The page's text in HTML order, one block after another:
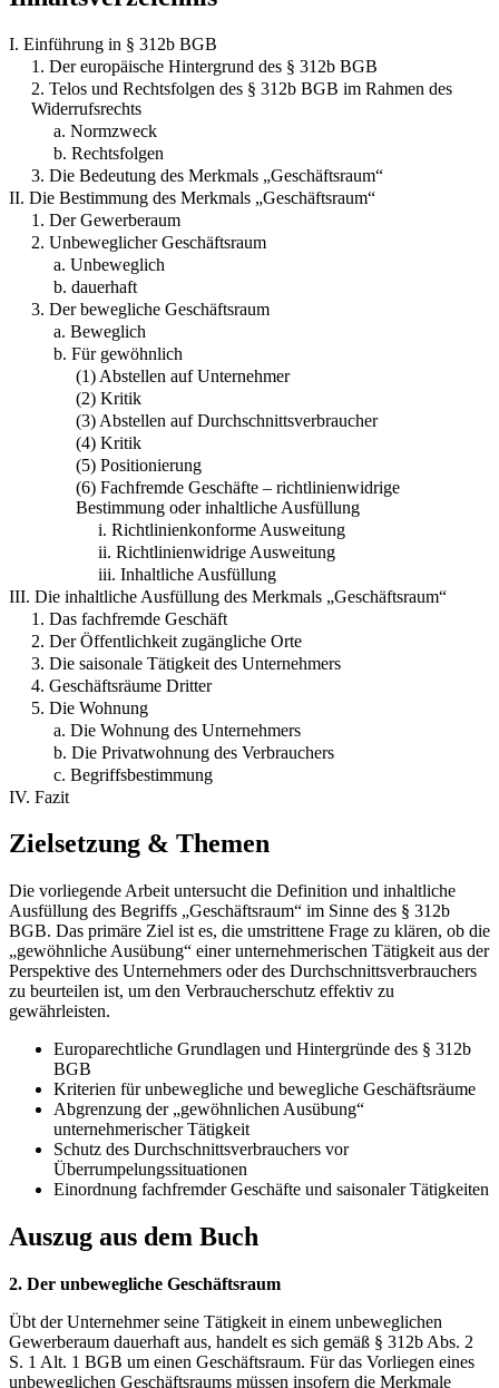
I. Einführung in § 312b BGB
1. Der europäische Hintergrund des § 312b BGB
2. Telos und Rechtsfolgen des § 312b BGB im Rahmen des
Widerrufsrechts
a. Normzweck
b. Rechtsfolgen
3. Die Bedeutung des Merkmals „Geschäftsraum“
II. Die Bestimmung des Merkmals „Geschäftsraum“
1. Der Gewerberaum
2. Unbeweglicher Geschäftsraum
a. Unbeweglich
b. dauerhaft
3. Der bewegliche Geschäftsraum
a. Beweglich
b. Für gewöhnlich
(1) Abstellen auf Unternehmer
(2) Kritik
(3) Abstellen auf Durchschnittsverbraucher
(4) Kritik
(5) Positionierung
(6) Fachfremde Geschäfte – richtlinienwidrige
Bestimmung oder inhaltliche Ausfüllung
i. Richtlinienkonforme Ausweitung
ii. Richtlinienwidrige Ausweitung
iii. Inhaltliche Ausfüllung
III. Die inhaltliche Ausfüllung des Merkmals „Geschäftsraum“
1. Das fachfremde Geschäft
2. Der Öffentlichkeit zugängliche Orte
3. Die saisonale Tätigkeit des Unternehmers
4. Geschäftsräume Dritter
5. Die Wohnung
a. Die Wohnung des Unternehmers
b. Die Privatwohnung des Verbrauchers
c. Begriffsbestimmung
IV. Fazit
Zielsetzung & Themen
Die vorliegende Arbeit untersucht die Definition und inhaltliche
Ausfüllung des Begriffs „Geschäftsraum“ im Sinne des § 312b
BGB. Das primäre Ziel ist es, die umstrittene Frage zu klären, ob die
„gewöhnliche Ausübung“ einer unternehmerischen Tätigkeit aus der
Perspektive des Unternehmers oder des Durchschnittsverbrauchers
zu beurteilen ist, um den Verbraucherschutz effektiv zu
gewährleisten.
Europarechtliche Grundlagen und Hintergründe des § 312b
BGB
Kriterien für unbewegliche und bewegliche Geschäftsräume
Abgrenzung der „gewöhnlichen Ausübung“
unternehmerischer Tätigkeit
Schutz des Durchschnittsverbrauchers vor
Überrumpelungssituationen
Einordnung fachfremder Geschäfte und saisonaler Tätigkeiten
Auszug aus dem Buch
2. Der unbewegliche Geschäftsraum
Übt der Unternehmer seine Tätigkeit in einem unbeweglichen
Gewerberaum dauerhaft aus, handelt es sich gemäß § 312b Abs. 2
S. 1 Alt. 1 BGB um einen Geschäftsraum. Für das Vorliegen eines
unbeweglichen Geschäftsraums müssen insofern die Merkmale